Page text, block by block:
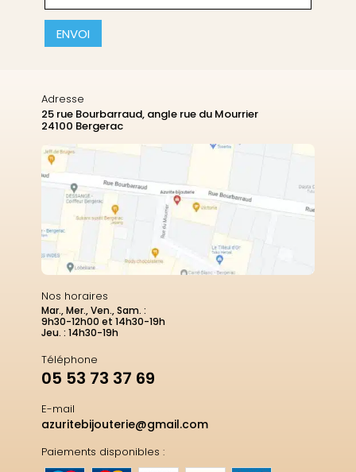
CAPTCHA
Adresse
25 rue Bourbarraud, angle rue du Mourrier
24100 Bergerac
Nos horaires
Mar., Mer., Ven., Sam. :
9h30-12h00 et 14h30-19h
Jeu. : 14h30-19h
Téléphone
05 53 73 37 69
E-mail
azuritebijouterie@gmail.com
Paiements disponibles :